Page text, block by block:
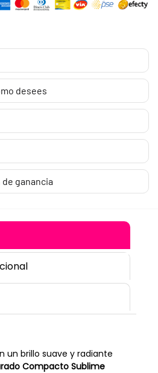
desees
ganancia
un brillo suave y radiante
Compacto Sublime